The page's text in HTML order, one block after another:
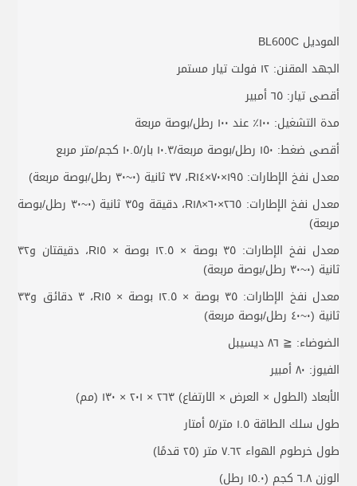
الموديل BL600C
الجهد المقنن: ١٢ فولت تيار مستمر
أقصى تيار: ٦٥ أمبير
مدة التشغيل: ١٠٠٪ عند ١٠٠ رطل/بوصة مربعة
أقصى ضغط: ١٥٠ رطل/بوصة مربعة/١٠.٣ بار/١٠.٥ كجم/متر مربع
معدل نفخ الإطارات: ١٩٥×٧٠×R١٤، ٣٧ ثانية (٠~٣٠ رطل/بوصة مربعة)
معدل نفخ الإطارات: ٢٦٥×٦٠×R١٨، دقيقة و٣٥ ثانية (٠~٣٠ رطل/بوصة
مربعة)
معدل نفخ الإطارات: ٣٥ بوصة × ١٢.٥ بوصة × R١٥، دقيقتان و٣٢
ثانية (٠~٣٠ رطل/بوصة مربعة)
معدل نفخ الإطارات: ٣٥ بوصة × ١٢.٥ بوصة × R١٥، ٣ دقائق و٣٣
ثانية (٠~٤٠ رطل/بوصة مربعة)
الضوضاء: ≦ ٨٦ ديسيبل
الفيوز: ٨٠ أمبير
الأبعاد (الطول × العرض × الارتفاع) ٢٦٣ × ٢٠١ × ١٣٠ (مم)
طول سلك الطاقة ١.٥ متر/٥ أمتار
طول خرطوم الهواء ٧.٦٢ متر (٢٥ قدمًا)
الوزن ٦.٨ كجم (١٥.٠ رطل)